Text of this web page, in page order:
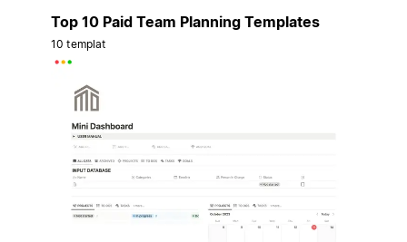
Top 10 Paid Team Planning Templates
10 templat